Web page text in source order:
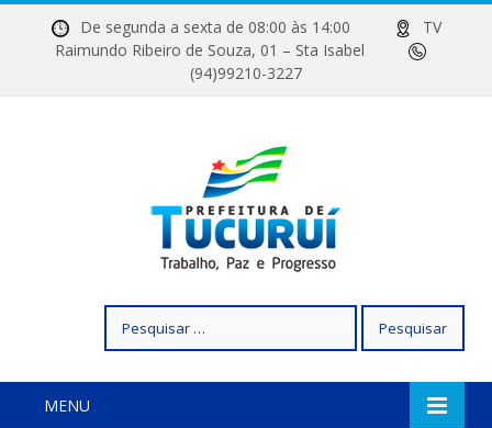
De segunda a sexta de 08:00 às 14:00
TV
Raimundo Ribeiro de Souza, 01 – Sta Isabel
(94)99210-3227
por:
MENU